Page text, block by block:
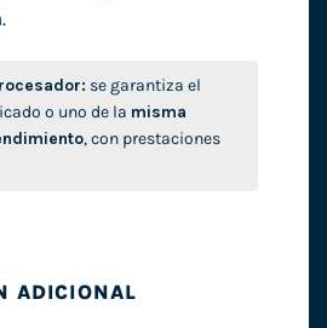
se garantiza el
o uno de la misma
, con prestaciones
ADICIONAL